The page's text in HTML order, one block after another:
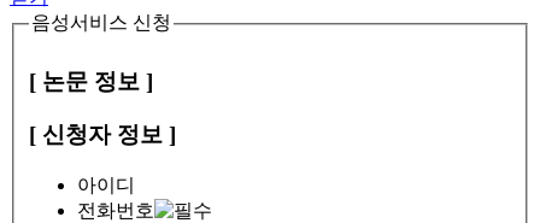
음성서비스 신청
[ 논문 정보 ]
[ 신청자 정보 ]
아이디
전화번호